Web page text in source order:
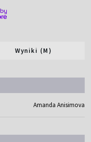
Wyniki (M)
Amanda Anisimova